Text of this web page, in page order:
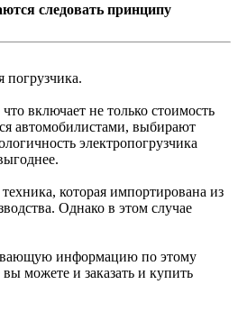
следовать принципу
погрузчика.
включает не только стоимость
автомобилистами, выбирают
электропогрузчика
которая импортирована из
Однако в этом случае
информацию по этому
можете и заказать и купить